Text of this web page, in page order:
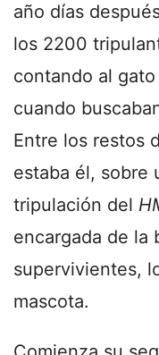
año días
los 2200
contando al
cuando
Entre los restos
estaba él, sobre
tripulación del
encargada de la
supervivientes,
mascota.